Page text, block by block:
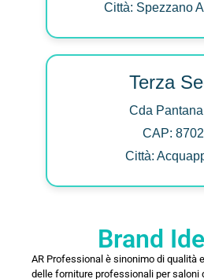
Città: Spezzano
Terza
Cda
CAP:
Città:
Brand
AR Professional è sinonimo di qualità
delle forniture professionali per saloni